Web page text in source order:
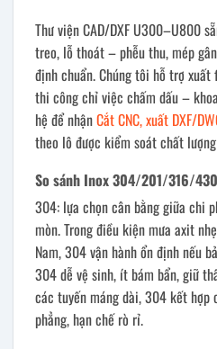
Thư viện CAD/DXF U300–U800
treo, lỗ thoát – phễu thu, mép
định chuẩn. Chúng tôi hỗ trợ
thi công chỉ việc chấm dấu –
hệ để nhậnCắt CNC, xuất DXF/
theo lô được kiểm soát chất
So sánh Inox 304/201/316/
304: lựa chọn cân bằng giữa chi
mòn. Trong điều kiện mưa axit
Nam, 304 vận hành ổn định nếu
304 dễ vệ sinh, ít bám bẩn, giữ
các tuyến máng dài, 304 kết hợp
phẳng, hạn chế rò rỉ.